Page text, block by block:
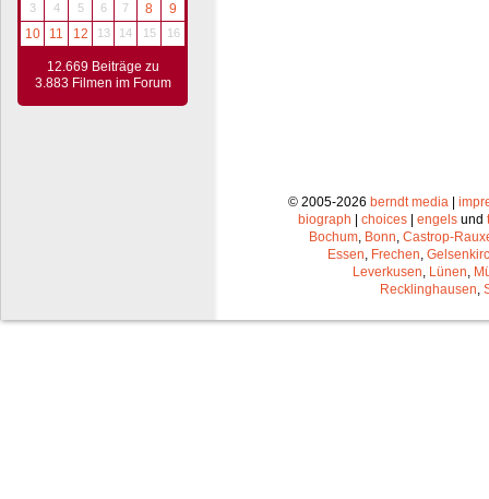
3
4 5 6 7 8
9
10
11 12 13 14 15 16
12.669 Beiträge zu
3.883 Filmen im Forum
© 2005-2026 berndt media|
biograph
choices engels und
Bochum, Bonn, Castrop-
Essen, Frechen,
Leverkusen, Lünen,
Recklinghausen,